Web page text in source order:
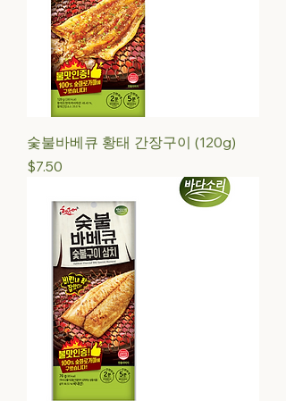
숯불바베큐 황태 간장구이 (120g)
Price
$7.50